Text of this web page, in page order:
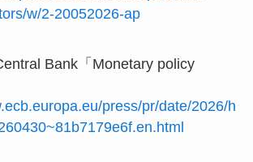
w/2-20052026-ap
Bank「Monetary policy
press/pr/date/2026/h